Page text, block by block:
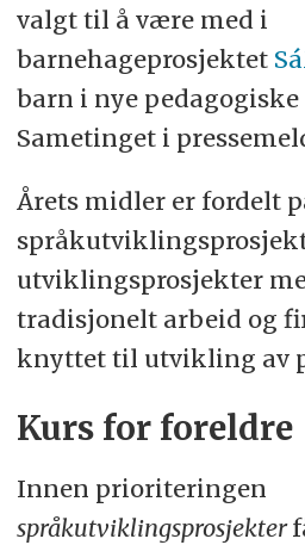
valgt til å være med i
barnehageprosjektet
barn i nye
Sametinget i
Årets midler er fordelt
utviklingsprosjekter
tradisjonelt arbeid og
knyttet til utvikling av
Kurs for foreldre
Innen prioriteringen
språkutviklingsprosjekter